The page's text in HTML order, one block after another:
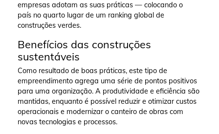
empresas adotam as suas práticas — colocando o
país no quarto lugar de um ranking global de
construções verdes.
Benefícios das construções
sustentáveis
Como resultado de boas práticas, este tipo de
empreendimento agrega uma série de pontos positivos
para uma organização. A produtividade e eficiência são
mantidas, enquanto é possível reduzir e otimizar custos
operacionais e modernizar o canteiro de obras com
novas tecnologias e processos.